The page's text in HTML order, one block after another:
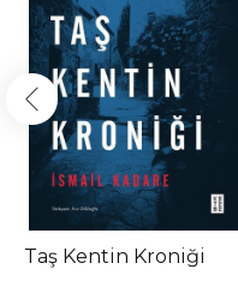
Taş Kentin Kroniği